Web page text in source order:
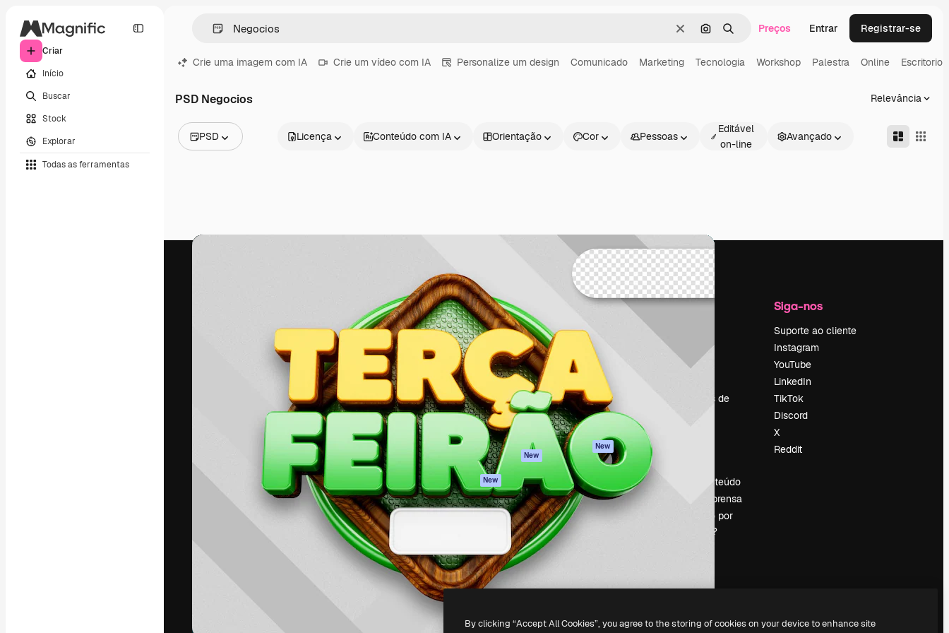
Criar
Início
Buscar
Stock
Explorar
Todas as ferramentas
LimparPesquisar por imagem
BuscarPreços Entrar Registrar-se
Crie uma imagem com IA Crie um vídeo com IA Personalize um design Comunicado Marketing Tecnologia Workshop Palestra Online Escritorio
PSD Negocios Relevância
PSD
Vídeos
Licença Conteúdo com IA Orientação Cor Pessoas
Editável
on-line
Avançado
A plataforma criativa para você direcionar
seu melhor trabalho. Mais de 1 milhão de
assinantes entre criativos, empresas,
agências e estúdios.
Português
Produtos
Spaces
Assistente de IA
Gerador de
imagens
Gerador de vídeos
Texto para voz
Conteúdo de stock
MCP para
Claude/ChatGPT
New
Agentes New
API
App móvel
Começar
Academy
Documentação
Atendimento
condições
Política de
privacidade
Originais New
Política de cookies
Central de
confiabilidade
Afiliados
Empresas
Empresa
Sobre nós
Reviews
Tendências de
Vender conteúdo
Sala de imprensa
Procurando por
magnific.ai?
Siga-nos
Suporte ao cliente
Instagram
YouTube
LinkedIn
TikTok
Discord
X
Reddit
Copyright © 2010-2026 Freepik Company S.L.U.Todos os direitos reservados.
By clicking “Accept All Cookies”, you agree to the storing of cookies on your device to enhance site